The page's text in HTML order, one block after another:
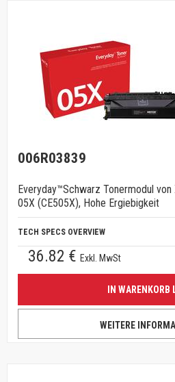
006R03839
Everyday™Schwarz Tonermodul
05X (CE505X), Hohe Ergiebigkeit
TECH SPECS OVERVIEW
36.82 € Exkl. MwSt
IN WARENKORB
WEITERE